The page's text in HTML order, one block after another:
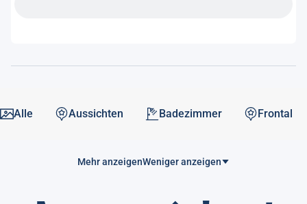
Alle Aussichten Badezimmer Frontal
Mehr anzeigenWeniger anzeigen